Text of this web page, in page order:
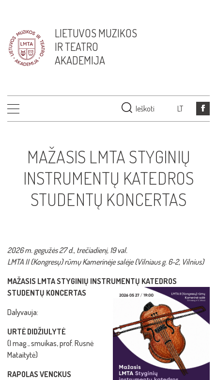
LIETUVOS MUZIKOS
IR TEATRO
AKADEMIJA
Ieškoti LT
MAŽASIS LMTA STYGINIŲ
INSTRUMENTŲ KATEDROS
STUDENTŲ KONCERTAS
2026 m. gegužės 27 d., trečiadienį, 19 val.
LMTA II (Kongresų) rūmų Kamerinėje salėje(Vilniaus g. 6-2, Vilnius)
MAŽASIS LMTA STYGINIŲ INSTRUMENTŲ KATEDROS
STUDENTŲ KONCERTAS
Dalyvauja:
URTĖ DIDŽIULYTĖ
(I mag., smuikas, prof. Rusnė
Mataitytė)
RAPOLAS VENCKUS